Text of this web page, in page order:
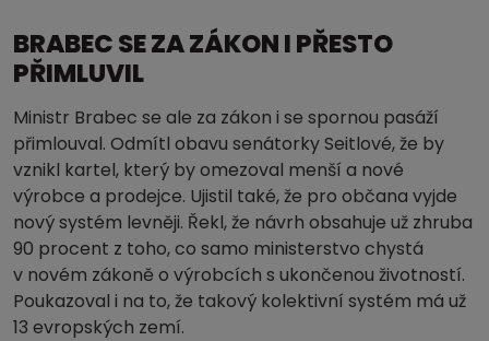
BRABEC SE ZA ZÁKON I PŘESTO
PŘIMLUVIL
Ministr Brabec se ale za zákon i se spornou pasáží
přimlouval. Odmítl obavu senátorky Seitlové, že by
vznikl kartel, který by omezoval menší a nové
výrobce a prodejce. Ujistil také, že pro občana vyjde
nový systém levněji. Řekl, že návrh obsahuje už zhruba
90 procent z toho, co samo ministerstvo chystá
v novém zákoně o výrobcích s ukončenou životností.
Poukazoval i na to, že takový kolektivní systém má už
13 evropských zemí.